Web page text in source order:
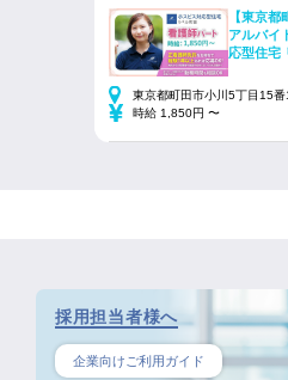
【東京都
アルバイ
応型住宅
東京都町田市小川5丁目15
時給 1,850円 〜
採用担当者様へ
企業向けご利用ガイド